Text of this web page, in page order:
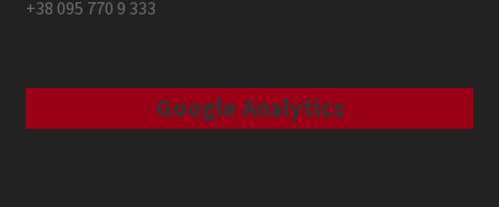
+38 095 770 9 333
Google Analytics